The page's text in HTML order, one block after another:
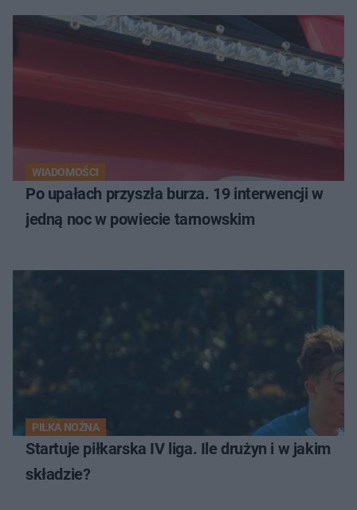
WIADOMOŚCI
Po upałach przyszła burza. 19 interwencji w
jedną noc w powiecie tarnowskim
PIŁKA NOŻNA
Startuje piłkarska IV liga. Ile drużyn i w jakim
składzie?